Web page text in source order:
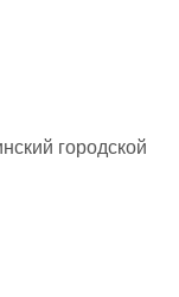
городской